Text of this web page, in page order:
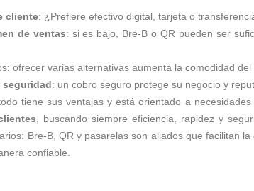
cliente: ¿Prefiere efectivo digital, tarjeta o
de ventas: si es bajo, Bre-B o QR pueden ser
ofrecer varias alternativas aumenta la comodidad del
: un cobro seguro protege su negocio y
tiene sus ventajas y está orientado a
, buscando siempre eficiencia, rapidez y
Bre-B, QR y pasarelas son aliados que facilitan
confiable.